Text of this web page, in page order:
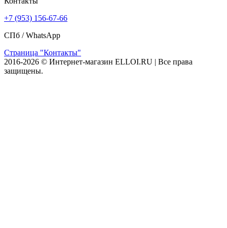
+7 (953) 156-67-66
СПб /WhatsApp
Страница "Контакты"
2016-2026 © Интернет-магазин ELLOI.RU | Все права
защищены.